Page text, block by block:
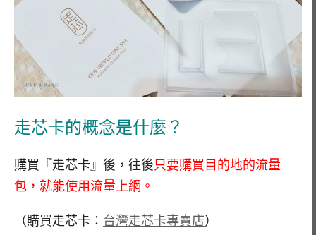
走芯卡的概念是什麼？
購買『走芯卡』後，往後只要購買目的地的流量
包，就能使用流量上網。
（購買走芯卡： 台灣走芯卡專賣店）